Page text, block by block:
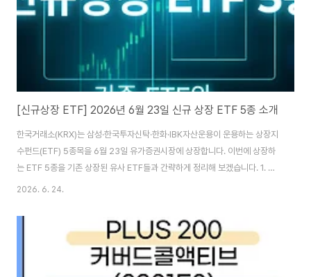
[신규상장 ETF] 2026년 6월 23일 신규 상장 ETF 5종 소개
한국거래소(KRX)는 삼성·한국투자신탁·한화·IBK자산운용이 운용하는 상장지
수펀드(ETF) 5종목을 6월 23일 유가증권시장에 상장합니다. 이번에 상장하
는 ETF 5종을 기존 상장된 유사 ETF들과 간략하게 정리해 보겠습니다. 1. 전
고체 배터리 ETF 3종 비교종목명티커명총보수특징KODEX 전고체배터리
위 2종목 25%씩 고정SOL 전고체배터리&실리콘음극재0005D00.45%전
고체배터리·실리콘음극재 키워드 유사도 상위 10종목TIGER 2차전지
TOP103649800.40%국내 2차전지 시총 상위 10종목 집중 투자 삼성자
산운용의 KODEX 전고체배터리ESS TOP2플러스는 국내 전고체 배터리 및
2026. 6. 24.